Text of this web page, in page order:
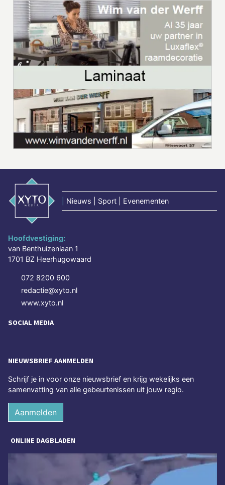
Nieuws | Sport | Evenementen
Hoofdvestiging:
van Benthuizenlaan 1
1701 BZ Heerhugowaard
072 8200 600
redactie@xyto.nl
www.xyto.nl
SOCIAL MEDIA
NIEUWSBRIEF AANMELDEN
Schrijf je in voor onze nieuwsbrief en krijg wekelijks een
samenvatting van alle gebeurtenissen uit jouw regio.
Aanmelden
ONLINE DAGBLADEN